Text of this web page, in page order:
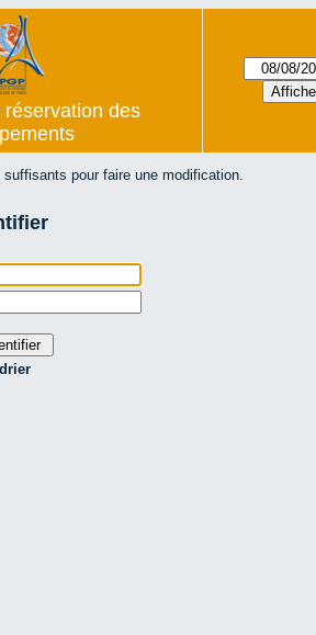
des
pour faire une modification.